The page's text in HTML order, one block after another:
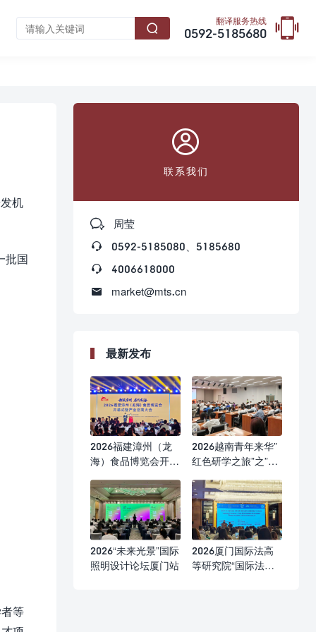
翻译服务热线
0592-5185680 

机
批国
等

联系我们

周莹

0592-5185080、5185680

4006618000

market@mts.cn
最新发布
2026福建漳州（龙
海）食品博览会开幕
2026越南青年来华”
红色研学之旅”之”不
2026“未来光景”国际
照明设计论坛厦门站
2026厦门国际法高
等研究院“国际法前